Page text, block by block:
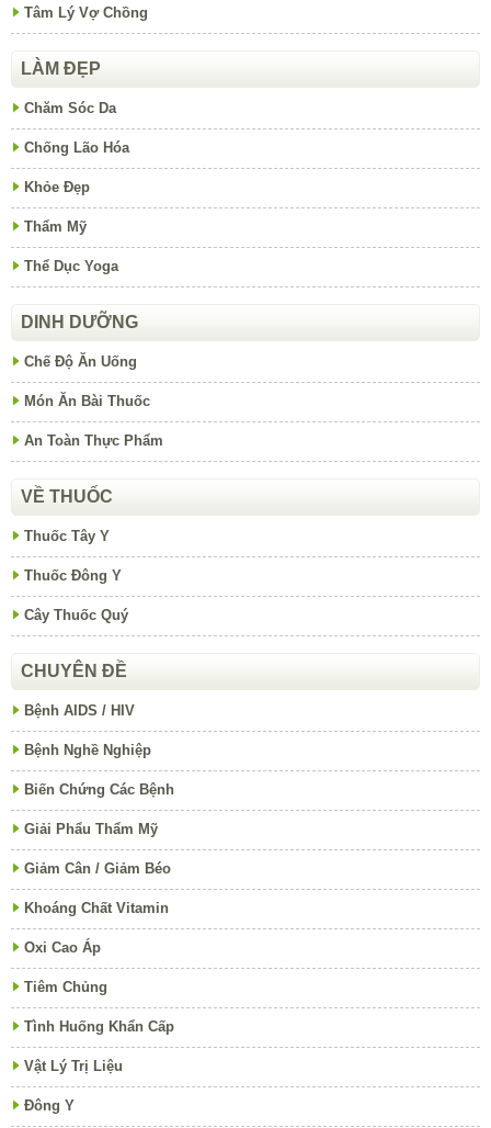
Tâm Lý Vợ Chồng
LÀM ĐẸP
Chăm Sóc Da
Chống Lão Hóa
Khỏe Đẹp
Thẩm Mỹ
Thể Dục Yoga
DINH DƯỠNG
Chế Độ Ăn Uống
Món Ăn Bài Thuốc
An Toàn Thực Phẩm
VỀ THUỐC
Thuốc Tây Y
Thuốc Đông Y
Cây Thuốc Quý
CHUYÊN ĐỀ
Bệnh AIDS / HIV
Bệnh Nghề Nghiệp
Biến Chứng Các Bệnh
Giải Phẩu Thẩm Mỹ
Giảm Cân / Giảm Béo
Khoáng Chất Vitamin
Oxi Cao Áp
Tiêm Chủng
Tình Huống Khẩn Cấp
Vật Lý Trị Liệu
Đông Y